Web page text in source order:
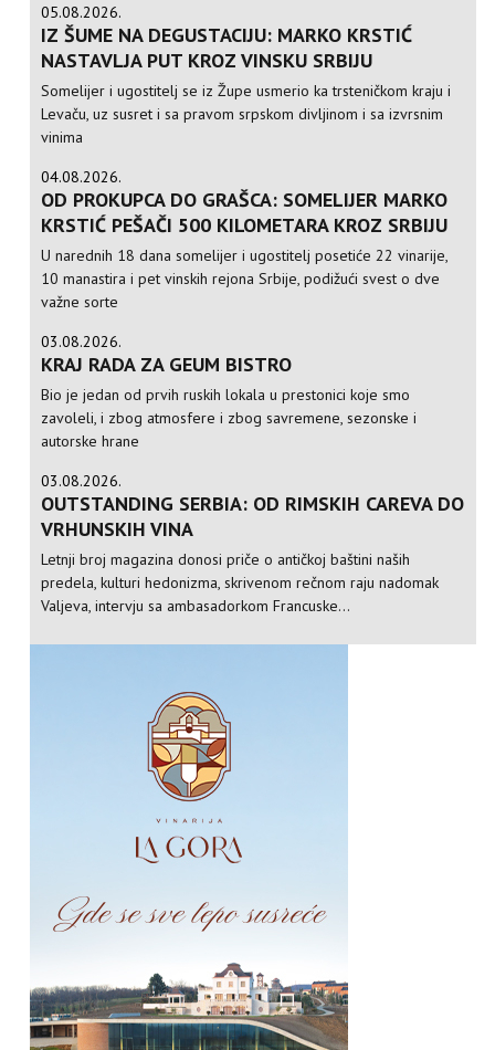
05.08.2026.
IZ ŠUME NA DEGUSTACIJU: MARKO KRSTIĆ
NASTAVLJA PUT KROZ VINSKU SRBIJU
Somelijer i ugostitelj se iz Župe usmerio ka trsteničkom kraju i
Levaču, uz susret i sa pravom srpskom divljinom i sa izvrsnim
vinima
04.08.2026.
OD PROKUPCA DO GRAŠCA: SOMELIJER MARKO
KRSTIĆ PEŠAČI 500 KILOMETARA KROZ SRBIJU
U narednih 18 dana somelijer i ugostitelj posetiće 22 vinarije,
10 manastira i pet vinskih rejona Srbije, podižući svest o dve
važne sorte
03.08.2026.
KRAJ RADA ZA GEUM BISTRO
Bio je jedan od prvih ruskih lokala u prestonici koje smo
zavoleli, i zbog atmosfere i zbog savremene, sezonske i
autorske hrane
03.08.2026.
OUTSTANDING SERBIA: OD RIMSKIH CAREVA DO
VRHUNSKIH VINA
Letnji broj magazina donosi priče o antičkoj baštini naših
predela, kulturi hedonizma, skrivenom rečnom raju nadomak
Valjeva, intervju sa ambasadorkom Francuske...